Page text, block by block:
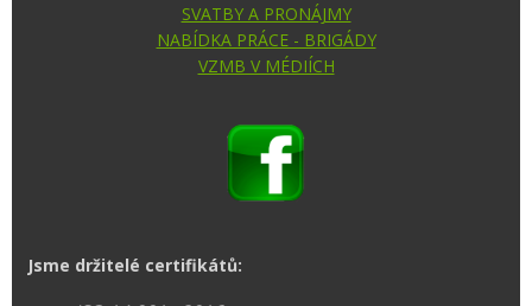
SVATBY A PRONÁJMY
NABÍDKA PRÁCE - BRIGÁDY
VZMB V MÉDIÍCH
Jsme držitelé certifikátů: